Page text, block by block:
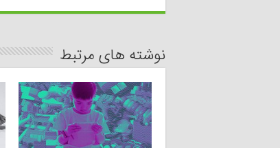
نوشته های مرتبط